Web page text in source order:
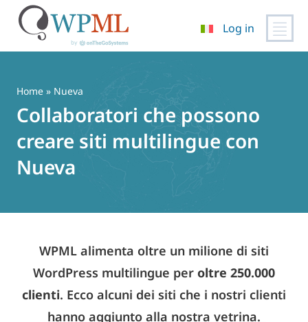
contenuto
Log in
Home » Nueva
Collaboratori che possono
creare siti multilingue con
Nueva
WPML alimenta oltre un milione di siti
WordPress multilingue per oltre 250.000
clienti. Ecco alcuni dei siti che i nostri clienti
hanno aggiunto alla nostra vetrina.